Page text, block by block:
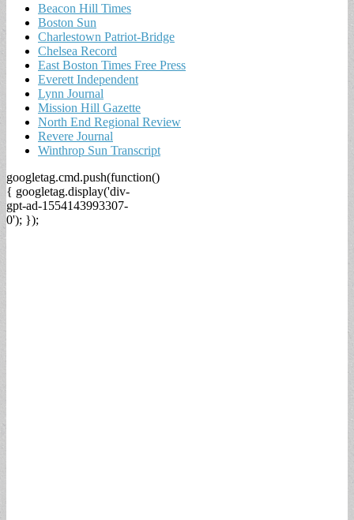
Beacon Hill Times
Boston Sun
Charlestown Patriot-Bridge
Chelsea Record
East Boston Times Free Press
Everett Independent
Lynn Journal
Mission Hill Gazette
North End Regional Review
Revere Journal
Winthrop Sun Transcript
googletag.cmd.push(function()
{ googletag.display('div-
gpt-ad-1554143993307-
0'); });